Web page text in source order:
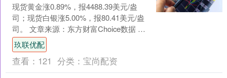
现货黄金涨0.89%，报4488.39美元/盎
司；现货白银涨5.00%，报80.41美元/盎
司。 文章来源：东方财富Choice数据 责
任编辑：27 郑重声明：....
玖联优配
查看： 121 分类： 宝尚配资